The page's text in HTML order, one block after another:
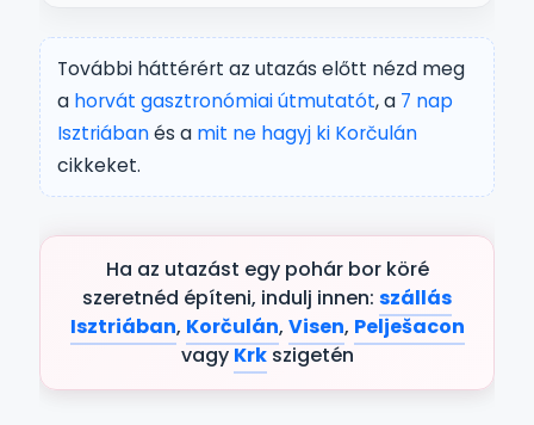
További háttérért az utazás előtt nézd meg
a horvát gasztronómiai útmutatót, a 7 nap
Isztriábanés a mit ne hagyj ki Korčulán
cikkeket.
Ha az utazást egy pohár bor köré
szeretnéd építeni, indulj innen: szállás
Isztriában, Korčulán, Visen, Pelješacon
vagy Krkszigetén